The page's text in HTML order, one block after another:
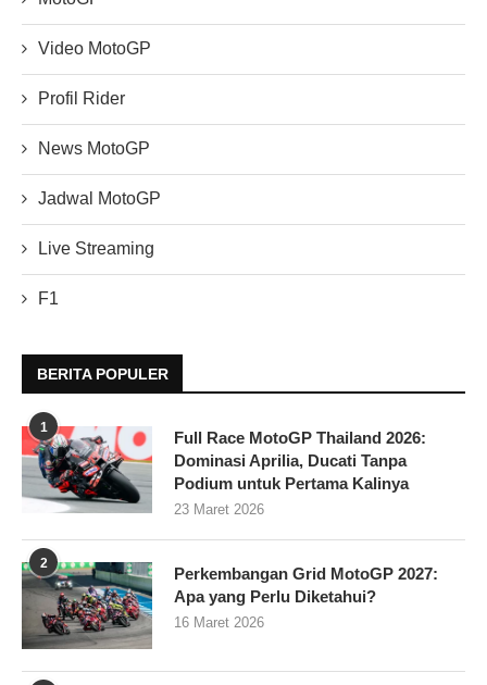
Video MotoGP
Profil Rider
News MotoGP
Jadwal MotoGP
Live Streaming
F1
BERITA POPULER
1
Full Race MotoGP Thailand 2026:
Dominasi Aprilia, Ducati Tanpa
Podium untuk Pertama Kalinya
23 Maret 2026
2
Perkembangan Grid MotoGP 2027:
Apa yang Perlu Diketahui?
16 Maret 2026